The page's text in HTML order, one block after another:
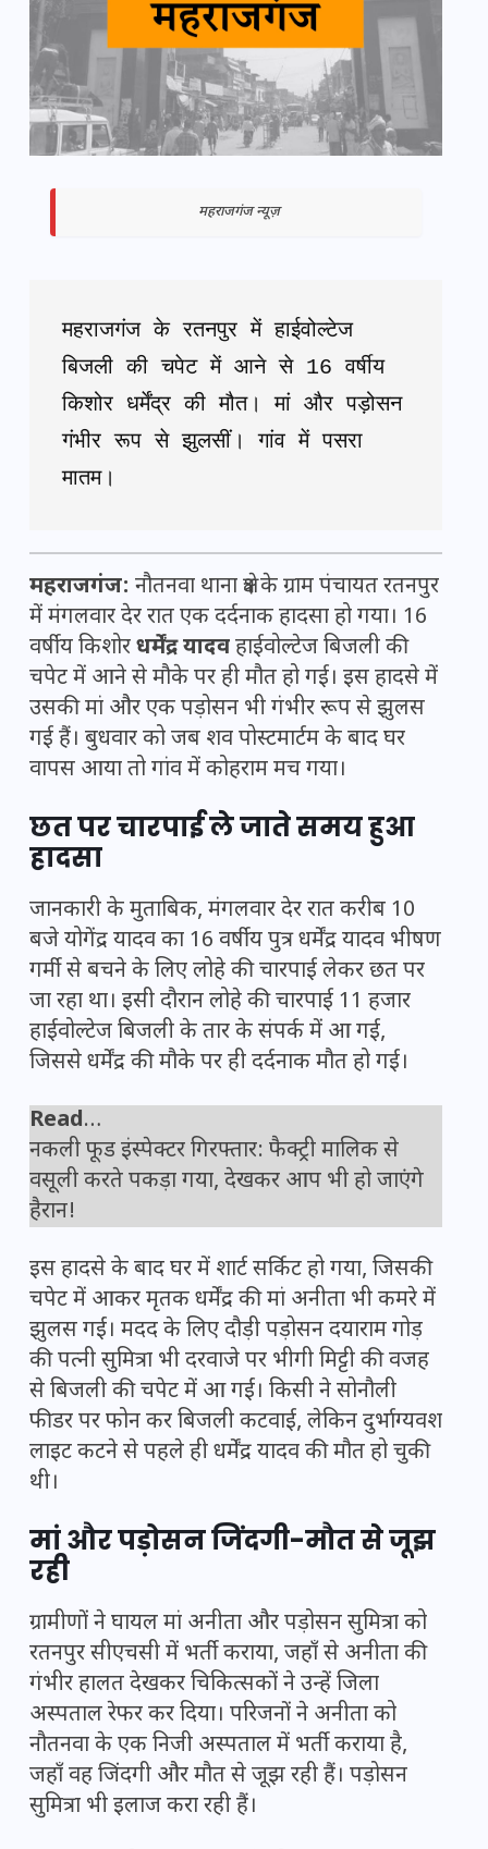
महराजगंज न्यूज़
महराजगंज के रतनपुर में हाईवोल्टेज
बिजली की चपेट में आने से 16 वर्षीय
किशोर धर्मेंद्र की मौत। मां और पड़ोसन
गंभीर रूप से झुलसीं। गांव में पसरा
मातम।
महराजगंज: नौतनवा थाना क्षेत्र के ग्राम पंचायत रतनपुर
में मंगलवार देर रात एक दर्दनाक हादसा हो गया। 16
वर्षीय किशोरधर्मेंद्र यादवहाईवोल्टेज बिजली की
चपेट में आने से मौके पर ही मौत हो गई। इस हादसे में
उसकी मां और एक पड़ोसन भी गंभीर रूप से झुलस
गई हैं। बुधवार को जब शव पोस्टमार्टम के बाद घर
वापस आया तो गांव में कोहराम मच गया।
छत पर चारपाई ले जाते समय हुआ
हादसा
जानकारी के मुताबिक, मंगलवार देर रात करीब 10
बजे योगेंद्र यादव का 16 वर्षीय पुत्र धर्मेंद्र यादव भीषण
गर्मी से बचने के लिए लोहे की चारपाई लेकर छत पर
जा रहा था। इसी दौरान लोहे की चारपाई 11 हजार
हाईवोल्टेज बिजली के तार के संपर्क में आ गई,
जिससे धर्मेंद्र की मौके पर ही दर्दनाक मौत हो गई।
Read…
नकली फूड इंस्पेक्टर गिरफ्तार: फैक्ट्री मालिक से
वसूली करते पकड़ा गया, देखकर आप भी हो जाएंगे
हैरान!
इस हादसे के बाद घर में शार्ट सर्किट हो गया, जिसकी
चपेट में आकर मृतक धर्मेंद्र की मां अनीता भी कमरे में
झुलस गईं। मदद के लिए दौड़ी पड़ोसन दयाराम गोड़
की पत्नी सुमित्रा भी दरवाजे पर भीगी मिट्टी की वजह
से बिजली की चपेट में आ गईं। किसी ने सोनौली
फीडर पर फोन कर बिजली कटवाई, लेकिन दुर्भाग्यवश
लाइट कटने से पहले ही धर्मेंद्र यादव की मौत हो चुकी
थी।
मां और पड़ोसन जिंदगी-मौत से जूझ
रही
ग्रामीणों ने घायल मां अनीता और पड़ोसन सुमित्रा को
रतनपुर सीएचसी में भर्ती कराया, जहाँ से अनीता की
गंभीर हालत देखकर चिकित्सकों ने उन्हें जिला
अस्पताल रेफर कर दिया। परिजनों ने अनीता को
नौतनवा के एक निजी अस्पताल में भर्ती कराया है,
जहाँ वह जिंदगी और मौत से जूझ रही हैं। पड़ोसन
सुमित्रा भी इलाज करा रही हैं।